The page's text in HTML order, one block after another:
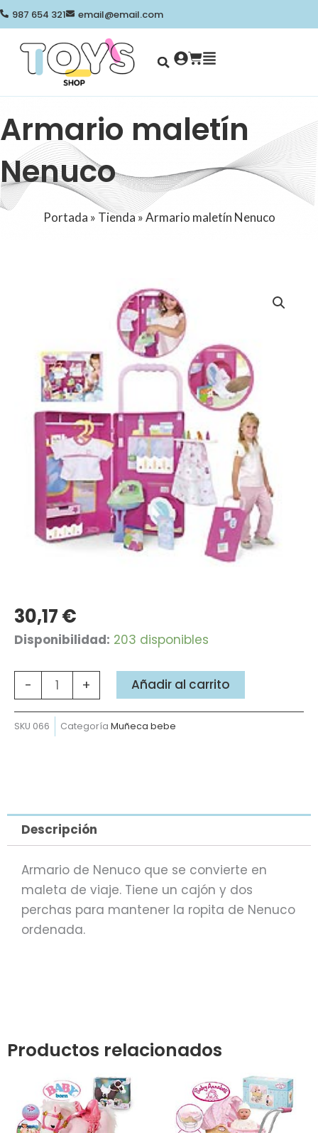
Ir
al
contenido
987 654 321 email@email.com
Search
Cart
Armario maletín
Nenuco
Portada » Tienda»Armario maletín Nenuco
30,17€
Disponibilidad: 203 disponibles
-
Armario
Nenuco
cantidad
+ Añadir al carrito
SKU 066 Categoría Muñeca bebe
Descripción
Armario de Nenuco que se convierte en
maleta de viaje. Tiene un cajón y dos
perchas para mantener la ropita de Nenuco
ordenada.
Productos relacionados